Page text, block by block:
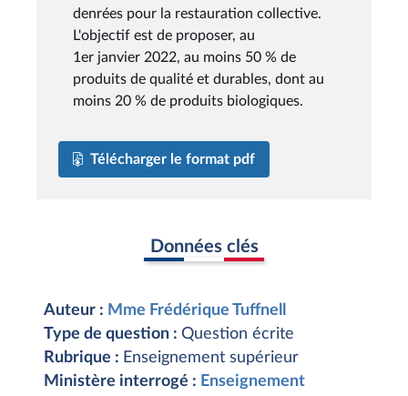
denrées pour la restauration collective.
L'objectif est de proposer, au
1er janvier 2022, au moins 50 % de
produits de qualité et durables, dont au
moins 20 % de produits biologiques.
Télécharger le format pdf
Données clés
Auteur : Mme Frédérique Tuffnell
Type de question : Question écrite
Rubrique : Enseignement supérieur
Ministère interrogé : Enseignement